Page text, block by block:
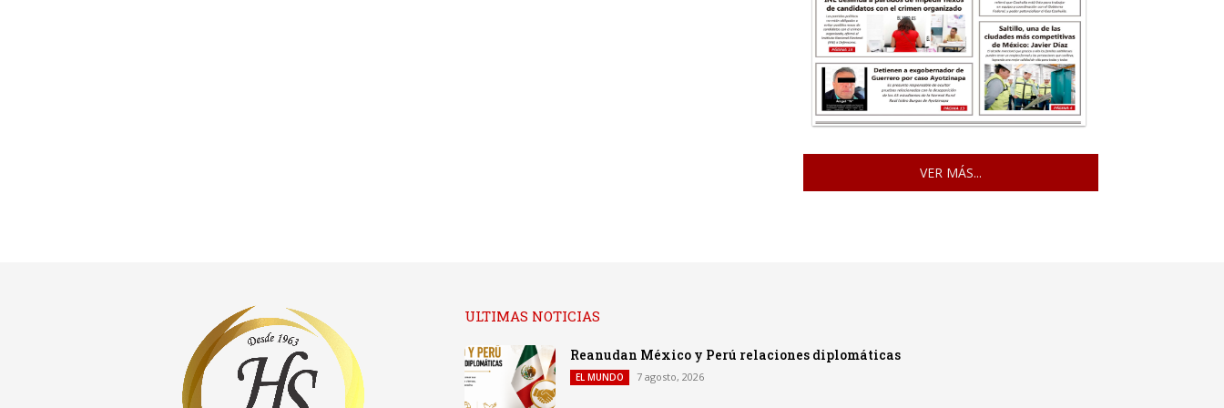
VER MÁS...
ULTIMAS NOTICIAS
Reanudan México y Perú relaciones diplomáticas
EL MUNDO 7 agosto, 2026